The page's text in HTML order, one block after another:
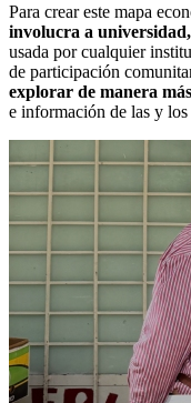
Para crear este mapa
involucra a
usada por cualquier
de participación
explorar de manera
e información de las y los